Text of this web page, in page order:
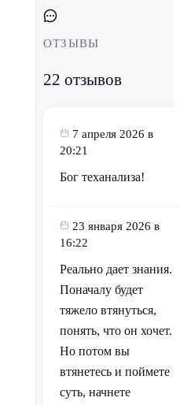
ОТЗЫВЫ
22 отзывов
7 апреля 2026 в
20:21
Бог теханализа!
23 января 2026 в
16:22
Реально дает знания.
Поначалу будет
тяжело втянуться,
понять, что он хочет.
Но потом вы
втянетесь и поймете
суть, начнете